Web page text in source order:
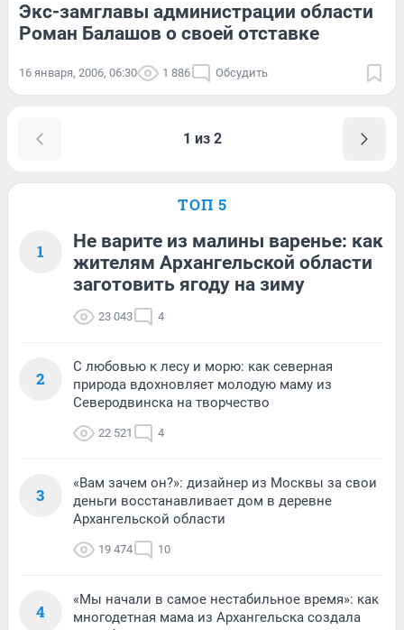
Экс-замглавы администрации области
Роман Балашов о своей отставке
16 января, 2006, 06:30 1 886 Обсудить
1 из 2
ТОП 5
1
Не варите из малины варенье: как
жителям Архангельской области
заготовить ягоду на зиму
23 043 4
2
С любовью к лесу и морю: как северная
природа вдохновляет молодую маму из
Северодвинска на творчество
22 521 4
3
«Вам зачем он?»: дизайнер из Москвы за свои
деньги восстанавливает дом в деревне
Архангельской области
19 474 10
4
«Мы начали в самое нестабильное время»: как
многодетная мама из Архангельска создала